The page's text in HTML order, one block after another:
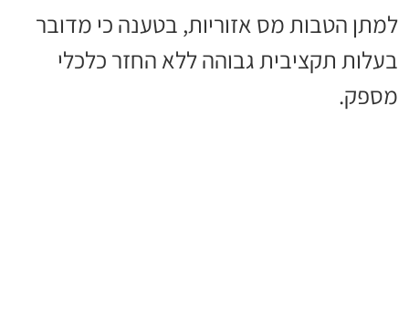
למתן הטבות מס אזוריות, בטענה כי מדובר
בעלות תקציבית גבוהה ללא החזר כלכלי
מספק.